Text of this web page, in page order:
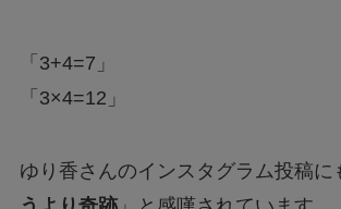
「3+4=7」
「3×4=12」
ゆり香さんのインスタグラム投稿に